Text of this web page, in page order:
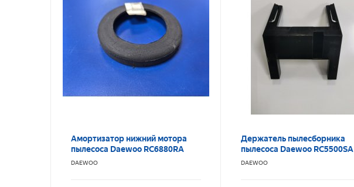
Амортизатор нижний мотора
пылесоса Daewoo RC6880RA
DAEWOO
Держатель пылесборника
пылесоса Daewoo RC5500SA
DAEWOO